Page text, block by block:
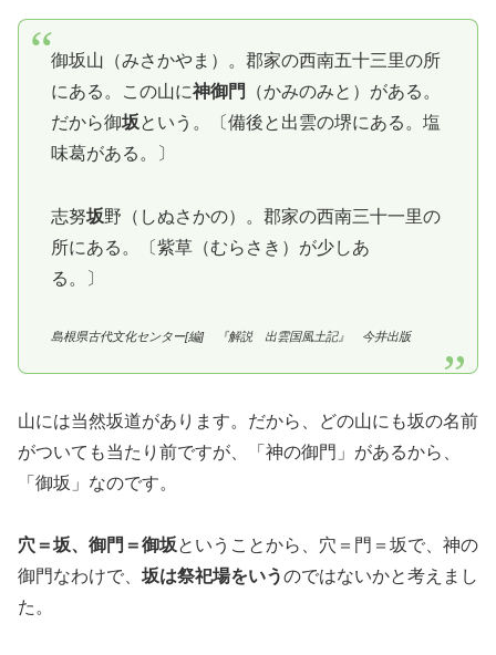
御坂山（みさかやま）。郡家の西南五十三里の所
にある。この山に神御門
（かみのみと）がある。
だから御坂という。〔備後と出雲の堺にある。塩
味葛がある。〕
志努坂野（しぬさかの）。郡家の西南三十一里の
所にある。〔紫草（むらさき）が少しあ
る。〕
島根県古代文化センター[編] 『解説 出雲国風土記』 今井出版
山には当然坂道があります。だから、どの山にも坂の名前
がついても当たり前ですが、
「神の御門」があるから、
「御坂」 なのです。
穴＝坂、御門＝御坂ということから、穴＝門＝坂で、神の
御門なわけで、 坂は祭祀場をいうのではないかと考えまし
た。